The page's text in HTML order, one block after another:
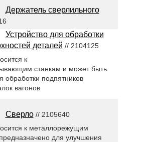
Держатель сверлильного
Устройство для обработки
деталей // 2104125
к
станкам и может быть
обработки подпятников
вагонов
Сверло// 2105640
к металлорежущим
для улучшения